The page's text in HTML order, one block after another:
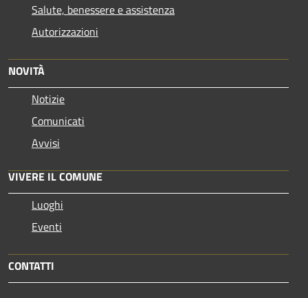
Salute, benessere e assistenza
Autorizzazioni
NOVITÀ
Notizie
Comunicati
Avvisi
VIVERE IL COMUNE
Luoghi
Eventi
CONTATTI